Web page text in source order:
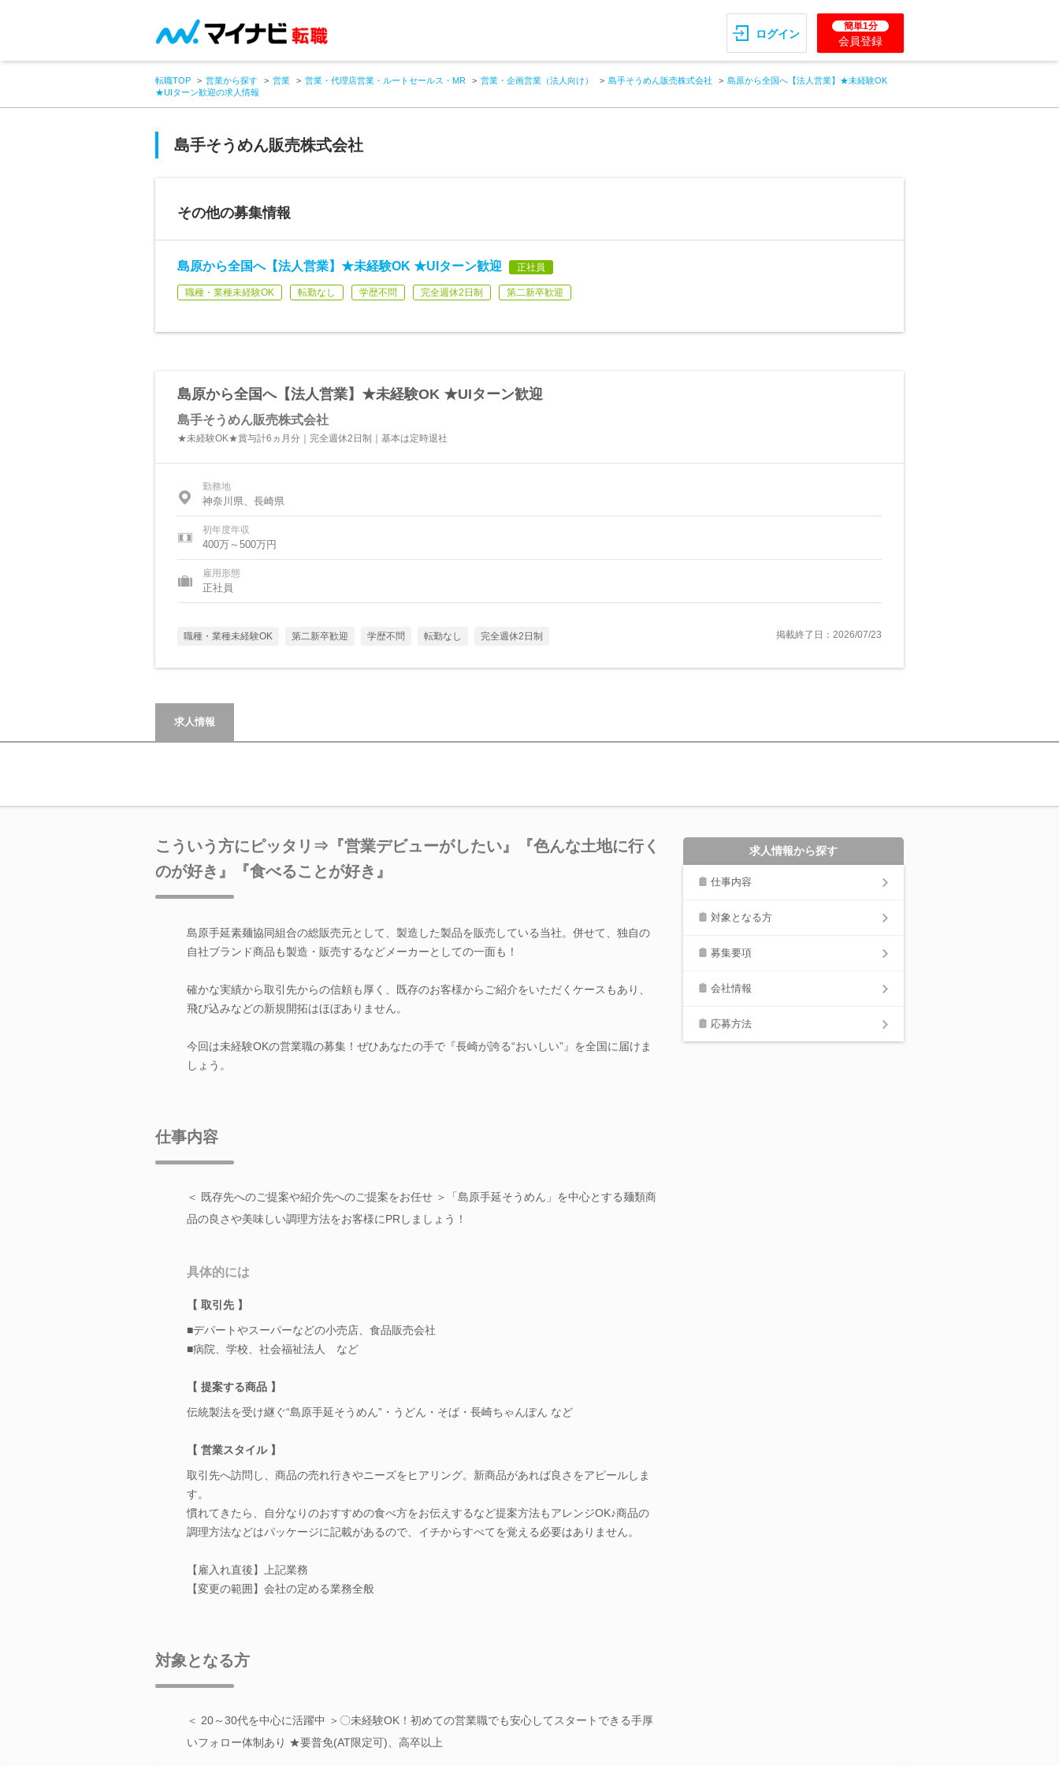
ログイン
簡単1分
会員登録
転職TOP 営業から探す 営業 営業・代理店営業・ルートセールス・MR 営業・企画営業（法人向け） 島手そうめん販売株式会社
島原から全国へ【法人営業】★未経験OK
★UIターン歓迎の求人情報
島手そうめん販売株式会社
その他の募集情報
島原から全国へ【法人営業】★未経験OK ★UIターン歓迎 正社員
職種・業種未経験OK 転勤なし 学歴不問 完全週休2日制 第二新卒歓迎
島原から全国へ【法人営業】★未経験OK ★UIターン歓迎
島手そうめん販売株式会社
★未経験OK★賞与計6ヵ月分｜完全週休2日制｜基本は定時退社
勤務地
神奈川県、長崎県
初年度年収
400万～500万円
雇用形態
正社員
職種・業種未経験OK 第二新卒歓迎 学歴不問 転勤なし 完全週休2日制 掲載終了日：2026/07/23
求人情報
こういう方にピッタリ⇒『営業デビューがしたい』『色んな土地に行く
のが好き』『食べることが好き』
島原手延素麺協同組合の総販売元として、製造した製品を販売している当社。併せて、独自の
自社ブランド商品も製造・販売するなどメーカーとしての一面も！
確かな実績から取引先からの信頼も厚く、既存のお客様からご紹介をいただくケースもあり、
飛び込みなどの新規開拓はほぼありません。
今回は未経験OKの営業職の募集！ぜひあなたの手で『長崎が誇る“おいしい”』を全国に届けま
しょう。
仕事内容
＜ 既存先へのご提案や紹介先へのご提案をお任せ ＞「島原手延そうめん」を中心とする麺類商
品の良さや美味しい調理方法をお客様にPRしましょう！
具体的には
【 取引先 】
■デパートやスーパーなどの小売店、食品販売会社
■病院、学校、社会福祉法人 など
【 提案する商品 】
伝統製法を受け継ぐ“島原手延そうめん”・うどん・そば・長崎ちゃんぽん など
【 営業スタイル 】
取引先へ訪問し、商品の売れ行きやニーズをヒアリング。新商品があれば良さをアピールしま
す。
慣れてきたら、自分なりのおすすめの食べ方をお伝えするなど提案方法もアレンジOK♪商品の
調理方法などはパッケージに記載があるので、イチからすべてを覚える必要はありません。
【雇入れ直後】上記業務
【変更の範囲】会社の定める業務全般
対象となる方
＜ 20～30代を中心に活躍中 ＞〇未経験OK！初めての営業職でも安心してスタートできる手厚
いフォロー体制あり ★要普免(AT限定可)、高卒以上
求人情報から探す
仕事内容
対象となる方
募集要項
会社情報
応募方法